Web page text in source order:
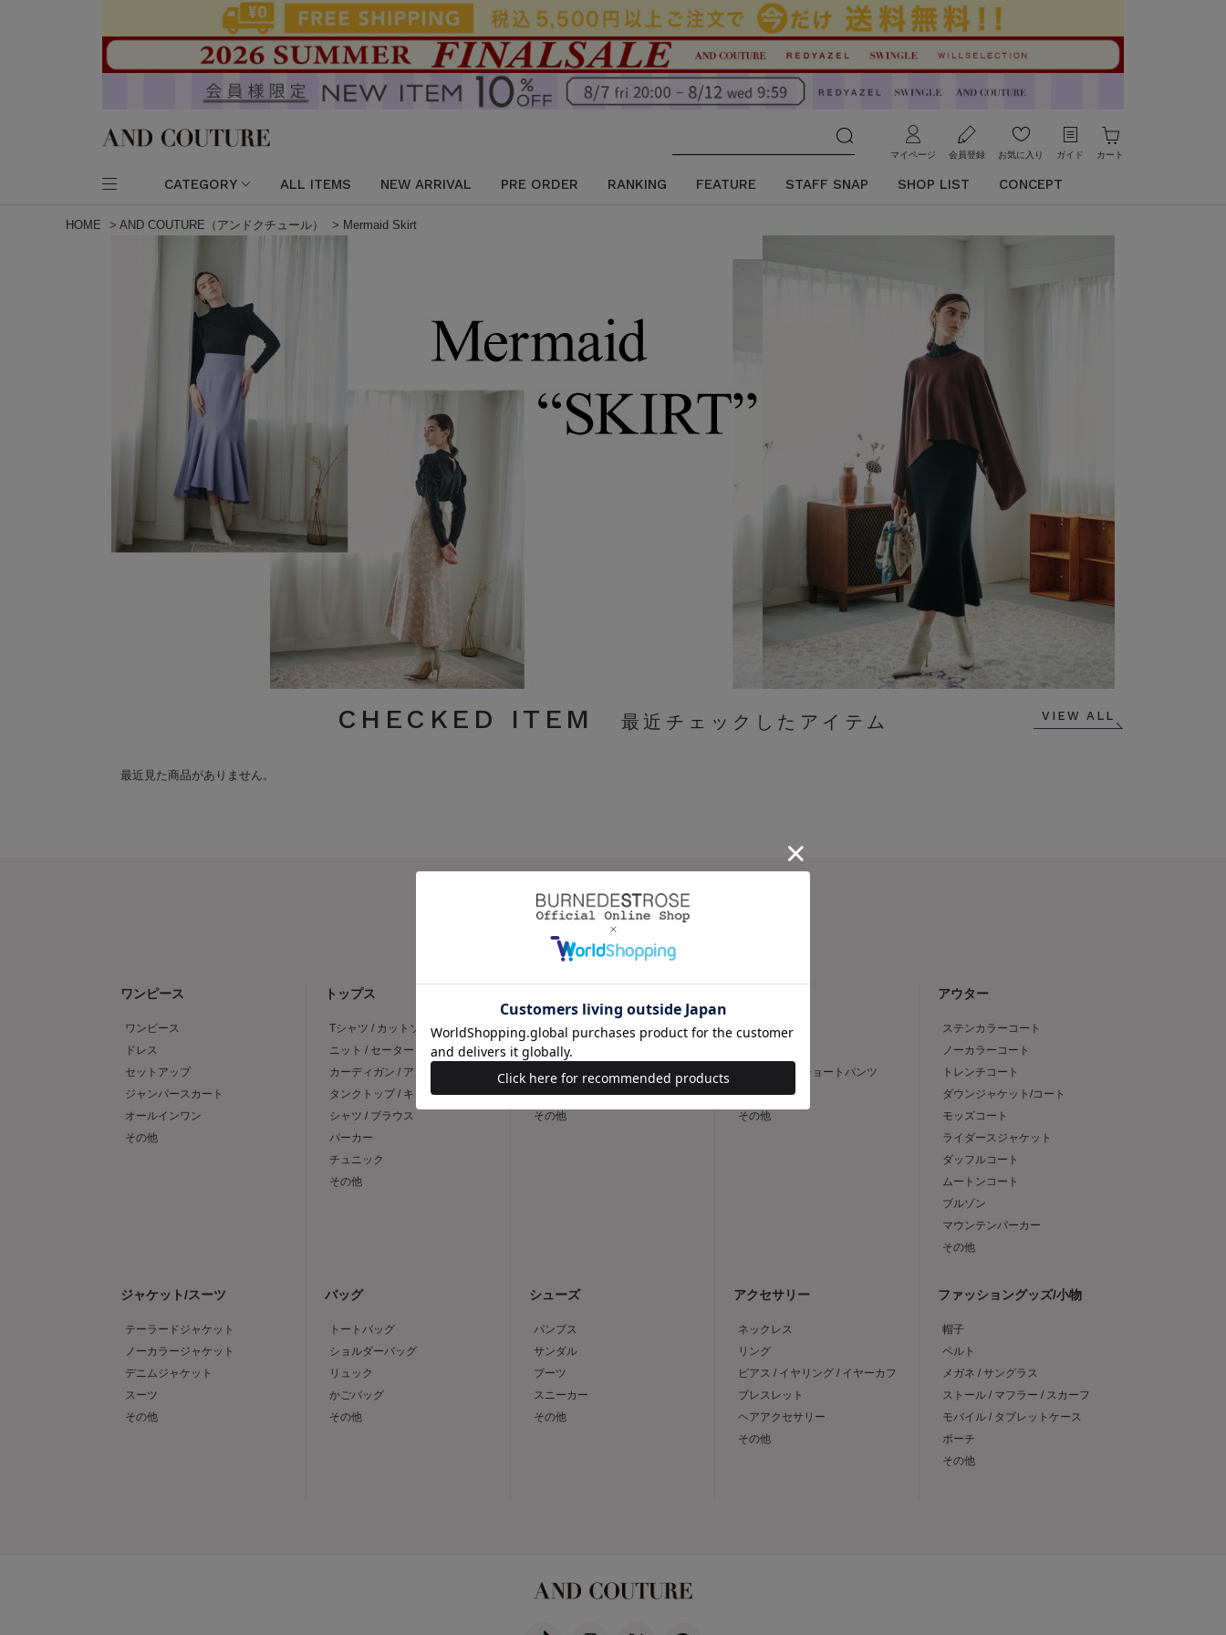
マイページ 会員登録 お気に入り ガイド カート
CATEGORY ALL ITEMS NEW ARRIVAL PRE ORDER RANKING FEATURE STAFF SNAP SHOP LIST CONCEPT
HOME > AND COUTURE（アンドクチュール） > Mermaid Skirt
CHECKED ITEM VIEW ALL
最近見た商品がありません。
CATEGORY
ワンピース
ワンピース
ドレス
セットアップ
ジャンパースカート
オールインワン
その他
トップス
Tシャツ / カットソー
ニット / セーター
カーディガン / アンサンブル
タンクトップ / キャミソール
シャツ / ブラウス
パーカー
チュニック
その他
フレア
タイト
デニムスカート
その他
スリム
キュロット / ショートパンツ
デニム
その他
アウター
ステンカラーコート
ノーカラーコート
トレンチコート
ダウンジャケット/コート
モッズコート
ライダースジャケット
ダッフルコート
ムートンコート
ブルゾン
マウンテンパーカー
その他
ジャケット/スーツ
テーラードジャケット
ノーカラージャケット
デニムジャケット
スーツ
その他
バッグ
トートバッグ
ショルダーバッグ
リュック
かごバッグ
その他
シューズ
パンプス
サンダル
ブーツ
スニーカー
その他
アクセサリー
ネックレス
リング
ピアス / イヤリング / イヤーカフ
ブレスレット
ヘアアクセサリー
その他
ファッショングッズ/小物
帽子
ベルト
メガネ / サングラス
ストール / マフラー / スカーフ
モバイル / タブレットケース
ポーチ
その他